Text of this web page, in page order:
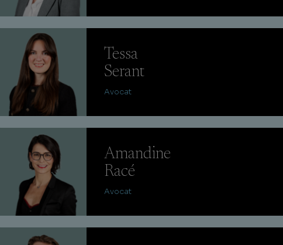
Tessa
Serant
Avocat
Amandine
Racé
Avocat